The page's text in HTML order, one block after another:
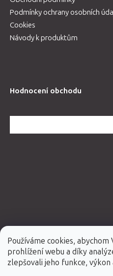
Používáme cookies,
prohlížení webu a díky
zlepšovali jeho funkce, výkon
Podmínky ochrany osobních
Cookies
Návody k produktům
Hodnocení obchodu
Vytvořil